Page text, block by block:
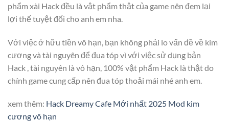
phẩm xài Hack đều là vật phẩm thật của game nên đem lại
lợi thế tuyệt đối cho anh em nha.
Với việc ở hữu tiền vô hạn, bạn không phải lo vấn đề về kim
cương và tài nguyên để đua tóp vì với việc sử dụng bản
Hack , tài nguyên là vô hạn, 100% vật phẩm Hack là thật do
chính game cung cấp nên đua tóp thoải mái nhé anh em.
xem thêm: Hack Dreamy Cafe Mới nhất 2025 Mod kim
cương vô hạn